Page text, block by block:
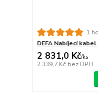
1
DEFA Nabíjecí
2 831,0 Kč/ks
2 339,7 Kč bez DPH